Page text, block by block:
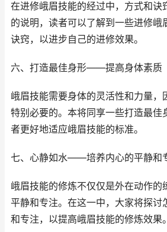
在进修峨眉技能的经过中，方式和诀
的说明，读者可以了解到一些进修峨
诀窍，以进步自己的进修效果。
六、打造最佳身形——提高身体素质
峨眉技能需要身体的灵活性和力量，
特别必要的。本将同享一些打造最佳
者更好地适应峨眉技能的标准。
七、心静如水——培养内心的平静和
峨眉技能的修炼不仅仅是外在动作的
平静和专注。在这一中，大家将探讨
和专注，以提高峨眉技能的修炼效果。